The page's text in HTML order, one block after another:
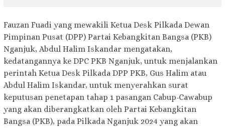
Fauzan Fuadi yang mewakili Ketua Desk Pilkada Dewan
Pimpinan Pusat (DPP) Partai Kebangkitan Bangsa (PKB)
Nganjuk, Abdul Halim Iskandar mengatakan,
kedatangannya ke DPC PKB Nganjuk, untuk menjalankan
perintah Ketua Desk Pilkada DPP PKB, Gus Halim atau
Abdul Halim Iskandar, untuk menyerahkan surat
keputusan penetapan tahap 1 pasangan Cabup-Cawabup
yang akan diberangkatkan oleh Partai Kebangkitan
Bangsa (PKB), pada Pilkada Nganjuk 2024 yang akan